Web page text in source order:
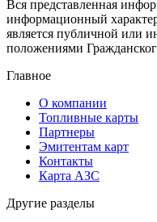
Вся представленная
информационный
является публичной или
положениями
Главное
О компании
Топливные карты
Партнеры
Эмитентам карт
Контакты
Карта АЗС
Другие разделы